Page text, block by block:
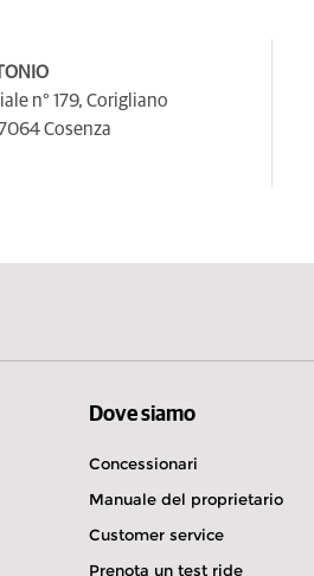
n° 179, Corigliano
Cosenza
Dove siamo
Concessionari
Manuale del proprietario
Customer service
Prenota un test ride